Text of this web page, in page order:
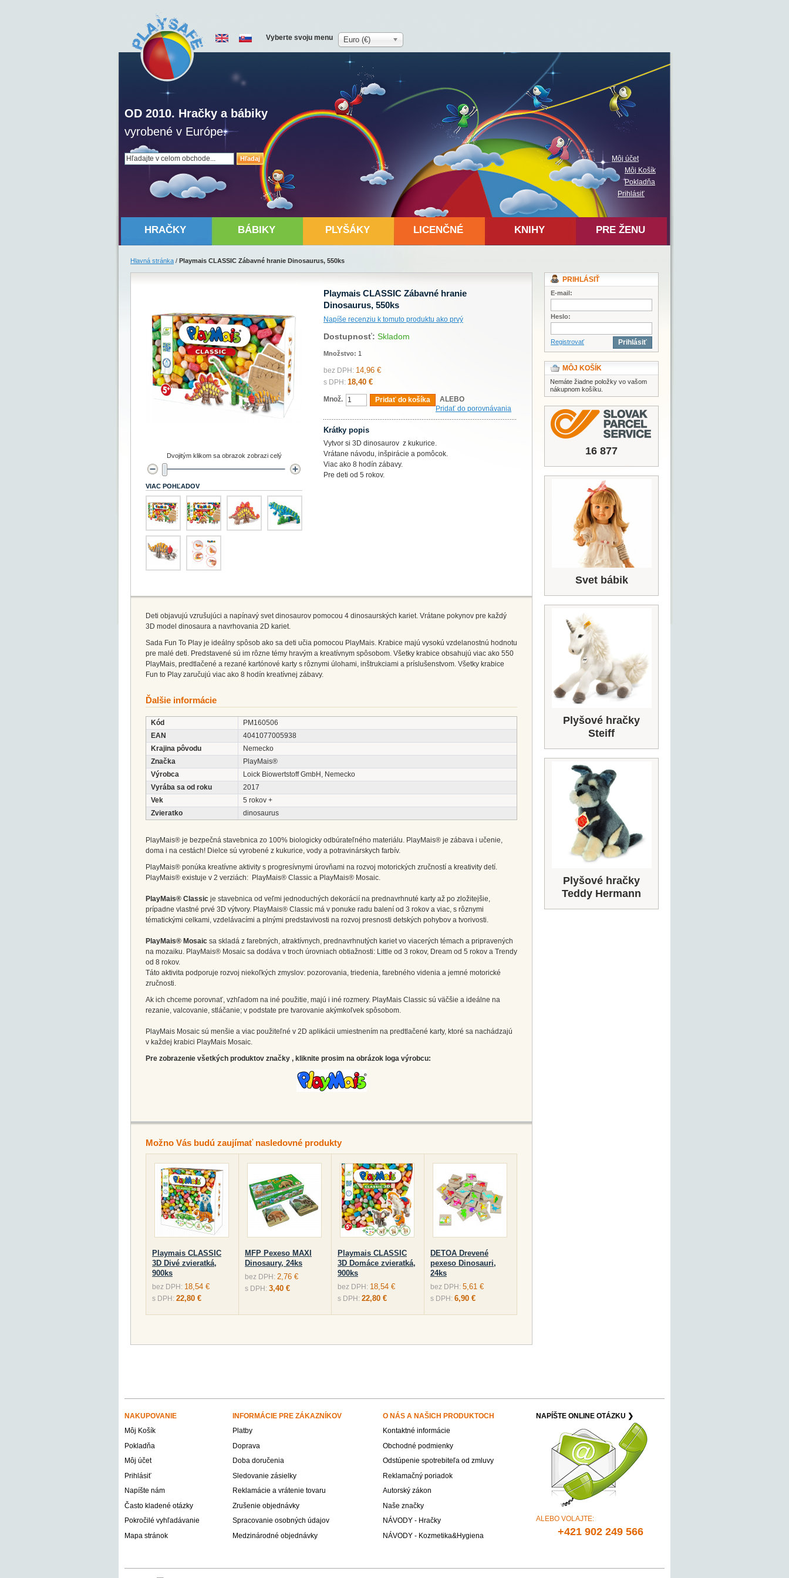
Hľadaj
OD 2010. Hračky a bábiky
vyrobené v Európe.
Môj účet
Môj Košík
Pokladňa
Prihlásiť
Vyberte svoju menu Euro (€)
HRAČKY BÁBIKY PLYŠÁKY LICENČNÉ KNIHY PRE ŽENU
Hlavná stránka / Playmais CLASSIC Zábavné hranie Dinosaurus, 550ks
Playmais CLASSIC Zábavné hranie
Dinosaurus, 550ks
Napíše recenziu k tomuto produktu ako prvý
Dostupnosť: Skladom
Množstvo: 1
bez DPH: 14,96 €
s DPH: 18,40 €
Množ. Pridať do košíka
ALEBO
Pridať do porovnávania
Krátky popis
Vytvor si 3D dinosaurov z kukurice.
Vrátane návodu, inšpirácie a pomôcok.
Viac ako 8 hodín zábavy.
Pre deti od 5 rokov.
Dvojitým klikom sa obrazok zobrazi celý
VIAC POHĽADOV
Deti objavujú vzrušujúci a napínavý svet dinosaurov pomocou 4 dinosaurských kariet. Vrátane pokynov pre každý
3D model dinosaura a navrhovania 2D kariet.
Sada Fun To Play je ideálny spôsob ako sa deti učia pomocou PlayMais. Krabice majú vysokú vzdelanostnú hodnotu
pre malé deti. Predstavené sú im rôzne témy hravým a kreatívnym spôsobom. Všetky krabice obsahujú viac ako 550
PlayMais, predtlačené a rezané kartónové karty s rôznymi úlohami, inštrukciami a príslušenstvom. Všetky krabice
Fun to Play zaručujú viac ako 8 hodín kreatívnej zábavy.
Ďalšie informácie
Kód
PM160506
EAN
4041077005938
Krajina pôvodu
Nemecko
Značka
PlayMais®
Výrobca
Loick Biowertstoff GmbH, Nemecko
Vyrába sa od roku
2017
Vek
5 rokov +
Zvieratko
dinosaurus
PlayMais® je bezpečná stavebnica zo 100% biologicky odbúrateľného materiálu. PlayMais® je zábava i učenie,
doma i na cestách! Dielce sú vyrobené z kukurice, vody a potravinárskych farbív.
PlayMais® ponúka kreatívne aktivity s progresívnymi úrovňami na rozvoj motorických zručností a kreativity detí.
PlayMais® existuje v 2 verziách: PlayMais® Classic a PlayMais® Mosaic.
PlayMais® Classic je stavebnica od veľmi jednoduchých dekorácií na prednavrhnuté karty až po zložitejšie,
prípadne vlastné prvé 3D výtvory. PlayMais® Classic má v ponuke radu balení od 3 rokov a viac, s rôznymi
tématickými celkami, vzdelávacími a plnými predstavivosti na rozvoj presnosti detských pohybov a tvorivosti.
PlayMais® Mosaic sa skladá z farebných, atraktívnych, prednavrhnutých kariet vo viacerých témach a pripravených
na mozaiku. PlayMais® Mosaic sa dodáva v troch úrovniach obtiažnosti: Little od 3 rokov, Dream od 5 rokov a Trendy
od 8 rokov.
Táto aktivita podporuje rozvoj niekoľkých zmyslov: pozorovania, triedenia, farebného videnia a jemné motorické
zručnosti.
Ak ich chceme porovnať, vzhľadom na iné použitie, majú i iné rozmery. PlayMais Classic sú väčšie a ideálne na
rezanie, valcovanie, stláčanie; v podstate pre tvarovanie akýmkoľvek spôsobom.
PlayMais Mosaic sú menšie a viac použiteľné v 2D aplikácii umiestnením na predtlačené karty, ktoré sa nachádzajú
v každej krabici PlayMais Mosaic.
Pre zobrazenie všetkých produktov značky , kliknite prosim na obrázok loga výrobcu:
Možno Vás budú zaujímať nasledovné produkty
Playmais CLASSIC
3D Divé zvieratká,
900ks
bez DPH: 18,54 €
s DPH: 22,80 €
MFP Pexeso MAXI
Dinosaury, 24ks
bez DPH: 2,76 €
s DPH: 3,40 €
Playmais CLASSIC
3D Domáce zvieratká,
900ks
bez DPH: 18,54 €
s DPH: 22,80 €
DETOA Drevené
pexeso Dinosauri,
24ks
bez DPH: 5,61 €
s DPH: 6,90 €
PRIHLÁSIŤ
E-mail:
Heslo:
Registrovať Prihlásiť
MÔJ KOŠÍK
Nemáte žiadne položky vo vašom
nákupnom košíku.
16 877
Svet bábik
Plyšové hračky
Steiff
Plyšové hračky
Teddy Hermann
NAKUPOVANIE INFORMÁCIE PRE ZÁKAZNÍKOV O NÁS A NAŠICH PRODUKTOCH NAPÍŠTE ONLINE OTÁZKU ❯
ALEBO VOLAJTE:
+421 902 249 566
Môj Košík Platby
Kontaktné informácie
Pokladňa
Doprava
Obchodné podmienky
Môj účet
Doba doručenia
Odstúpenie spotrebiteľa od zmluvy
Prihlásiť
Sledovanie zásielky
Reklamačný poriadok
Napíšte nám
Reklamácie a vrátenie tovaru
Autorský zákon
Často kladené otázky
Zrušenie objednávky
Naše značky
Pokročilé vyhľadávanie
Spracovanie osobných údajov
NÁVODY - Hračky
Mapa stránok
Medzinárodné objednávky NÁVODY - Kozmetika&Hygiena